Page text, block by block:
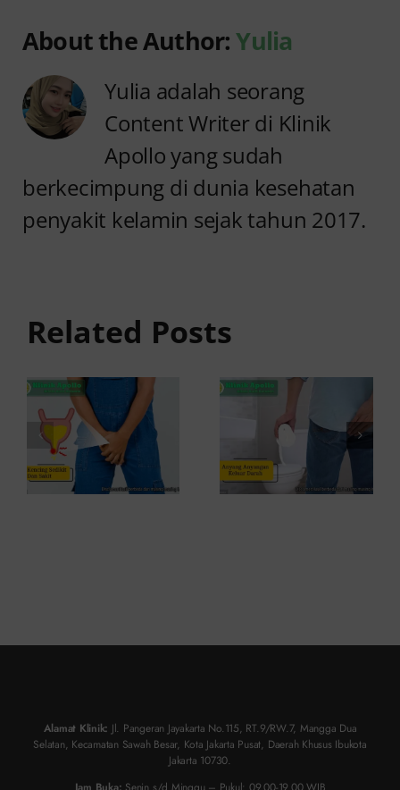
About the Author:Yulia
Yulia adalah seorang
Content Writer di Klinik
Apollo yang sudah
berkecimpung di dunia kesehatan
penyakit kelamin sejak tahun 2017.
Related Posts
dan Sakit:
Penyebab
dan Cara
Mengatasinya
Penyebab
dan Kapan
ke Dokter
Alamat Klinik: Jl. Pangeran Jayakarta No.115, RT.9/RW.7, Mangga Dua
Selatan, Kecamatan Sawah Besar, Kota Jakarta Pusat, Daerah Khusus Ibukota
Jakarta 10730.